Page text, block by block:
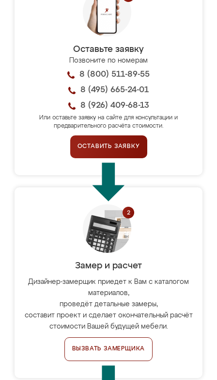
Оставьте заявку
Позвоните по номерам
8 (800) 511-89-55
8 (495) 665-24-01
8 (926) 409-68-13
Или оставьте заявку на сайте для консультации и
предварительного расчёта стоимости.
ОСТАВИТЬ ЗАЯВКУ
Замер и расчет
Дизайнер-замерщик приедет к Вам с каталогом
материалов,
проведёт детальные замеры,
составит проект и сделает окончательный расчёт
стоимости Вашей будущей мебели.
ВЫЗВАТЬ ЗАМЕРЩИКА